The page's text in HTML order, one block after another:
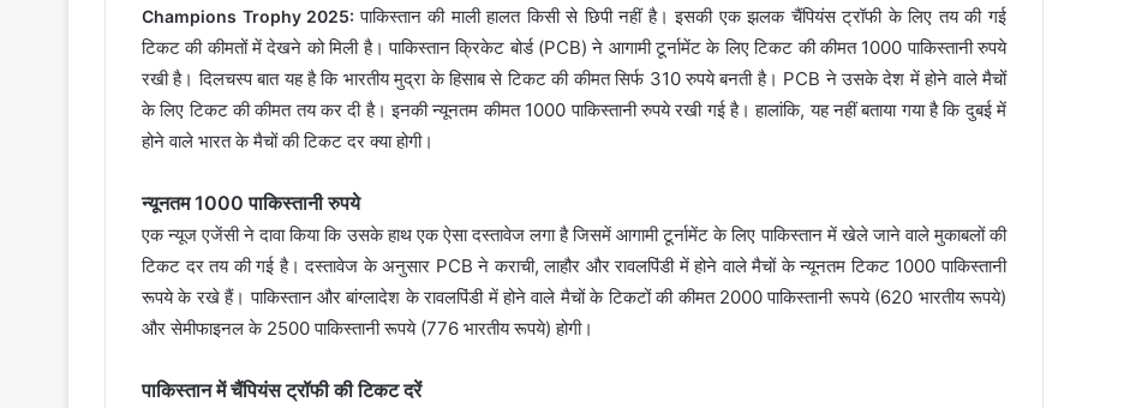
Champions Trophy 2025:पाकिस्तान की माली हालत किसी से छिपी नहीं है। इसकी एक झलक चैंपियंस ट्रॉफी के लिए तय की गई
टिकट की कीमतों में देखने को मिली है। पाकिस्तान क्रिकेट बोर्ड (PCB) ने आगामी टूर्नामेंट के लिए टिकट की कीमत 1000 पाकिस्तानी रुपये
रखी है। दिलचस्प बात यह है कि भारतीय मुद्रा के हिसाब से टिकट की कीमत सिर्फ 310 रुपये बनती है। PCB ने उसके देश में होने वाले मैचों
के लिए टिकट की कीमत तय कर दी है। इनकी न्यूनतम कीमत 1000 पाकिस्तानी रुपये रखी गई है। हालांकि, यह नहीं बताया गया है कि दुबई में
होने वाले भारत के मैचों की टिकट दर क्या होगी।
न्यूनतम 1000 पाकिस्तानी रुपये
एक न्यूज एजेंसी ने दावा किया कि उसके हाथ एक ऐसा दस्तावेज लगा है जिसमें आगामी टूर्नामेंट के लिए पाकिस्तान में खेले जाने वाले मुकाबलों की
टिकट दर तय की गई है। दस्तावेज के अनुसार PCB ने कराची, लाहौर और रावलपिंडी में होने वाले मैचों के न्यूनतम टिकट 1000 पाकिस्तानी
रूपये के रखे हैं। पाकिस्तान और बांग्लादेश के रावलपिंडी में होने वाले मैचों के टिकटों की कीमत 2000 पाकिस्तानी रूपये (620 भारतीय रूपये)
और सेमीफाइनल के 2500 पाकिस्तानी रूपये (776 भारतीय रूपये) होगी।
पाकिस्तान में चैंपियंस ट्रॉफी की टिकट दरें